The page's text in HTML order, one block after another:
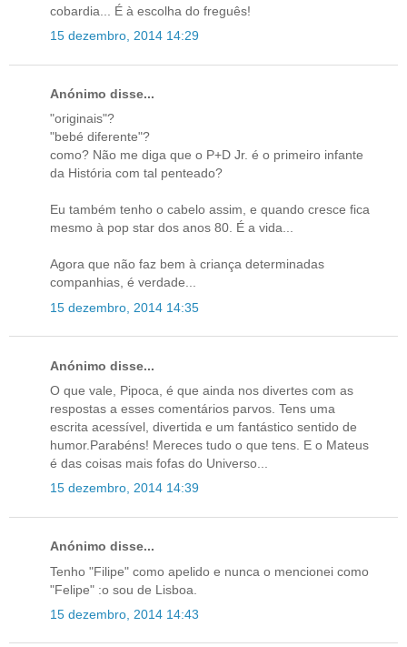
cobardia... É à escolha do freguês!
15 dezembro, 2014 14:29
Anónimo disse...
"originais"?
"bebé diferente"?
como? Não me diga que o P+D Jr. é o primeiro infante
da História com tal penteado?
Eu também tenho o cabelo assim, e quando cresce fica
mesmo à pop star dos anos 80. É a vida...
Agora que não faz bem à criança determinadas
companhias, é verdade...
15 dezembro, 2014 14:35
Anónimo disse...
O que vale, Pipoca, é que ainda nos divertes com as
respostas a esses comentários parvos. Tens uma
escrita acessível, divertida e um fantástico sentido de
humor.Parabéns! Mereces tudo o que tens. E o Mateus
é das coisas mais fofas do Universo...
15 dezembro, 2014 14:39
Anónimo disse...
Tenho "Filipe" como apelido e nunca o mencionei como
"Felipe" :o sou de Lisboa.
15 dezembro, 2014 14:43